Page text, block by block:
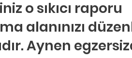
o sıkıcı raporu
alanınızı
Aynen